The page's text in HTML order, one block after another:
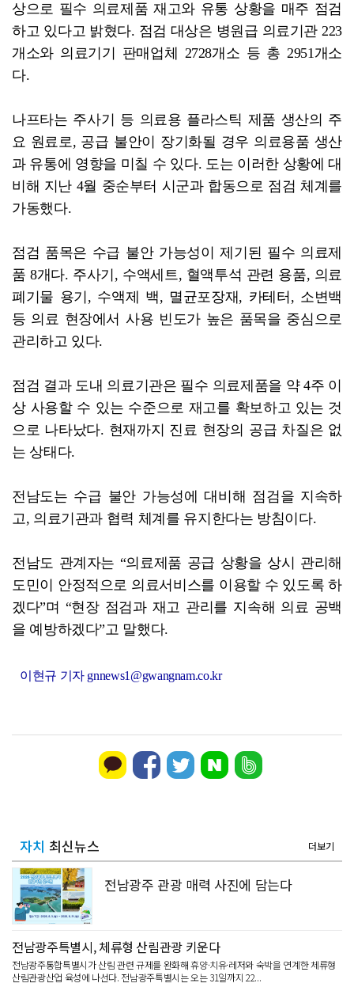
상으로 필수 의료제품 재고와 유통 상황을 매주 점검
하고 있다고 밝혔다. 점검 대상은 병원급 의료기관 223
개소와 의료기기 판매업체 2728개소 등 총 2951개소
다.
나프타는 주사기 등 의료용 플라스틱 제품 생산의 주
요 원료로, 공급 불안이 장기화될 경우 의료용품 생산
과 유통에 영향을 미칠 수 있다. 도는 이러한 상황에 대
비해 지난 4월 중순부터 시군과 합동으로 점검 체계를
가동했다.
점검 품목은 수급 불안 가능성이 제기된 필수 의료제
품 8개다. 주사기, 수액세트, 혈액투석 관련 용품, 의료
폐기물 용기, 수액제 백, 멸균포장재, 카테터, 소변백
등 의료 현장에서 사용 빈도가 높은 품목을 중심으로
관리하고 있다.
점검 결과 도내 의료기관은 필수 의료제품을 약 4주 이
상 사용할 수 있는 수준으로 재고를 확보하고 있는 것
으로 나타났다. 현재까지 진료 현장의 공급 차질은 없
는 상태다.
전남도는 수급 불안 가능성에 대비해 점검을 지속하
고, 의료기관과 협력 체계를 유지한다는 방침이다.
전남도 관계자는 “의료제품 공급 상황을 상시 관리해
도민이 안정적으로 의료서비스를 이용할 수 있도록 하
겠다”며 “현장 점검과 재고 관리를 지속해 의료 공백
을 예방하겠다”고 말했다.
이현규 기자 gnnews1@gwangnam.co.kr
자치 최신뉴스 더보기
전남광주 관광 매력 사진에 담는다
전남광주특별시, 체류형 산림관광 키운다
전남광주통합특별시가 산림 관련 규제를 완화해 휴양·치유·레저와 숙박을 연계한 체류형
산림관광산업 육성에 나선다. 전남광주특별시는 오는 31일까지 22...